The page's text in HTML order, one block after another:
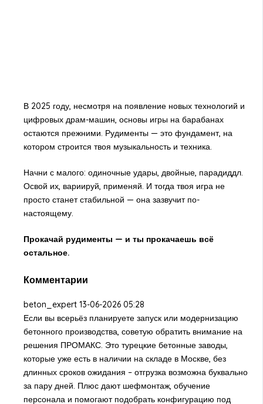
В 2025 году, несмотря на появление новых технологий и
цифровых драм-машин, основы игры на барабанах
остаются прежними. Рудименты — это фундамент, на
котором строится твоя музыкальность и техника.
Начни с малого: одиночные удары, двойные, парадиддл.
Освой их, вариируй, применяй. И тогда твоя игра не
просто станет стабильной — она зазвучит по-
настоящему.
Прокачай рудименты — и ты прокачаешь всё
остальное.
Комментарии
beton_expert 13-06-2026 05:28
Если вы всерьёз планируете запуск или модернизацию
бетонного производства, советую обратить внимание на
решения ПРОМАКС. Это турецкие бетонные заводы,
которые уже есть в наличии на складе в Москве, без
длинных сроков ожидания – отгрузка возможна буквально
за пару дней. Плюс дают шефмонтаж, обучение
персонала и помогают подобрать конфигурацию под